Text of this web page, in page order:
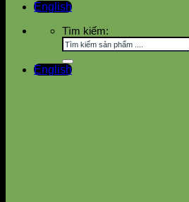
English
Tìm kiếm:
English